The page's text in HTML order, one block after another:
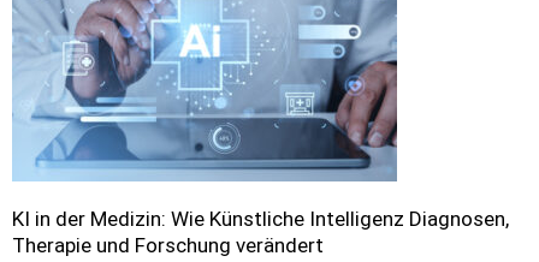
KI in der Medizin: Wie Künstliche Intelligenz Diagnosen,
Therapie und Forschung verändert